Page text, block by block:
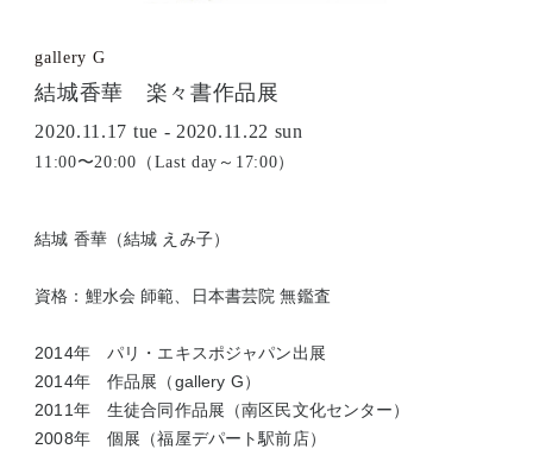
gallery G
結城香華 楽々書作品展
2020.11.17 tue - 2020.11.22 sun
11:00〜20:00（Last day～17:00）
結城 香華（結城 えみ子）
資格：鯉水会 師範、日本書芸院 無鑑査
2014年 パリ・エキスポジャパン出展
2014年 作品展（gallery G）
2011年 生徒合同作品展（南区民文化センター）
2008年 個展（福屋デパート駅前店）